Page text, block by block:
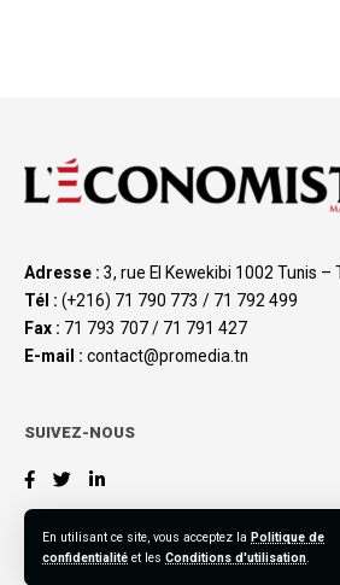
En utilisant ce site, vous acceptez la Politique de
confidentialité et les Conditions d'utilisation.
Adresse : 3, rue El Kewekibi 1002 Tunis –
Tél : (+216) 71 790 773 / 71 792 499
Fax : 71 793 707 / 71 791 427
E-mail : contact@promedia.tn
SUIVEZ-NOUS
©2023 L’Économiste Maghrébin,